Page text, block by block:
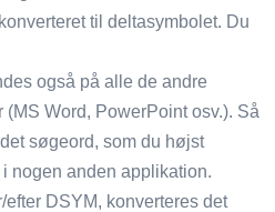
til deltasymbolet. Du
også på alle de andre
(MS Word, PowerPoint osv.). Så
søgeord, som du højst
nogen anden applikation.
efter DSYM, konverteres det